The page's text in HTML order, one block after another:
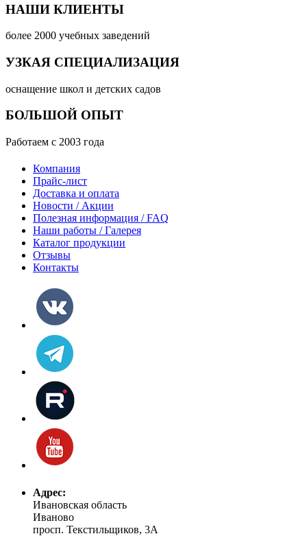
НАШИ КЛИЕНТЫ
более 2000 учебных заведений
УЗКАЯ СПЕЦИАЛИЗАЦИЯ
оснащение школ и детских садов
БОЛЬШОЙ ОПЫТ
Работаем с 2003 года
Компания
Прайс-лист
Доставка и оплата
Новости / Акции
Полезная информация / FAQ
Наши работы / Галерея
Каталог продукции
Отзывы
Контакты
Адрес:
Ивановская область
Иваново
просп. Текстильщиков, 3А